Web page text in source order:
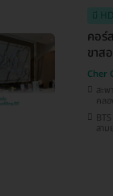
มี
คอร์
ขาส
Cher
สะพานสูง , บางขุนเทียน , ทวีวัฒนา , พระโขนง ,
BTS ปุณณวิถี , BTS รัชโยธิน ,